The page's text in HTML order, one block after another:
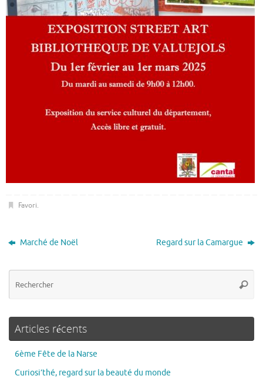
Favori.
Marché de Noël Regard sur la Camargue
Articles récents
6ème Fête de la Narse
Curiosi’thé, regard sur la beauté du monde